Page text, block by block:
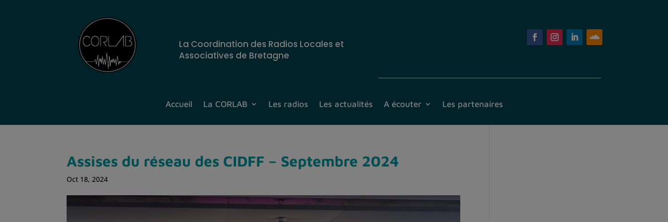
La Coordination des Radios Locales et
Associatives de Bretagne
Accueil La CORLAB Les radios Les actualités A écouter Les partenaires
Assises du réseau des CIDFF – Septembre 2024
Oct 18, 2024